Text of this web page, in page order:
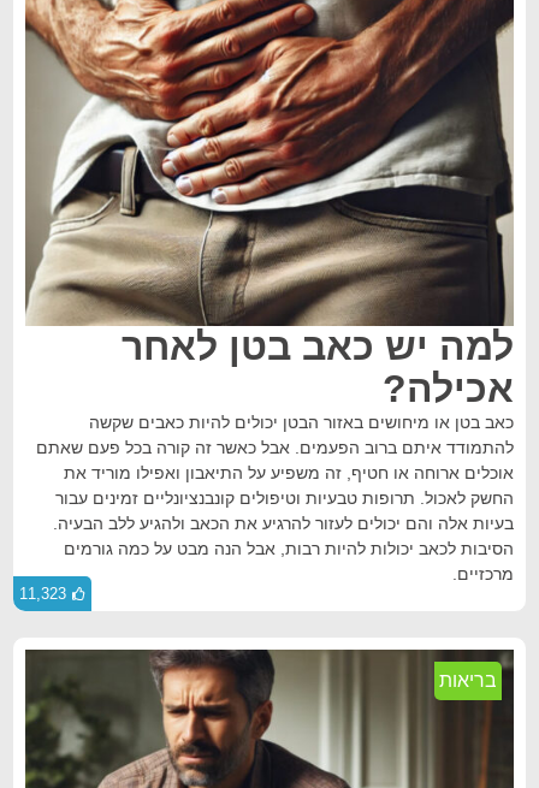
למה יש כאב בטן לאחר
אכילה?
כאב בטן או מיחושים באזור הבטן יכולים להיות כאבים שקשה
להתמודד איתם ברוב הפעמים. אבל כאשר זה קורה בכל פעם שאתם
אוכלים ארוחה או חטיף, זה משפיע על התיאבון ואפילו מוריד את
החשק לאכול. תרופות טבעיות וטיפולים קונבנציונליים זמינים עבור
בעיות אלה והם יכולים לעזור להרגיע את הכאב ולהגיע ללב הבעיה.
הסיבות לכאב יכולות להיות רבות, אבל הנה מבט על כמה גורמים
מרכזיים.
11,323
בריאות